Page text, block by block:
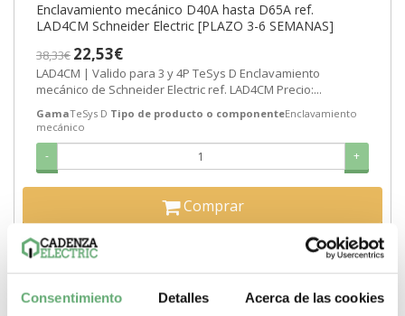
Consentimiento Detalles Acerca de las cookies
Enclavamiento mecánico D40A hasta D65A ref.
LAD4CM Schneider Electric [PLAZO 3-6 SEMANAS]
38,33€ 22,53€
LAD4CM | Valido para 3 y 4P TeSys D Enclavamiento
mecánico de Schneider Electric ref. LAD4CM Precio:...
GamaTeSys D Tipo de producto o componenteEnclavamiento
mecánico
- +
Comprar
MÁS DETALLES ACERCA DE...